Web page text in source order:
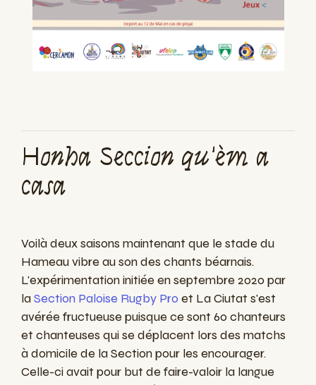
Honha Seccion qu'èm a
casa
Voilà deux saisons maintenant que le stade du
Hameau vibre au son des chants béarnais.
L'expérimentation initiée en septembre 2020 par
laSection Paloise Rugby Pro et La Ciutat s'est
avérée fructueuse puisque ce sont 60 chanteurs
et chanteuses qui se déplacent lors des matchs
à domicile de la Section pour les encourager.
Celle-ci avait pour but de faire-valoir la langue